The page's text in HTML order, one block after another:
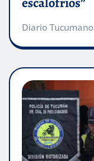
Diario Tucumano